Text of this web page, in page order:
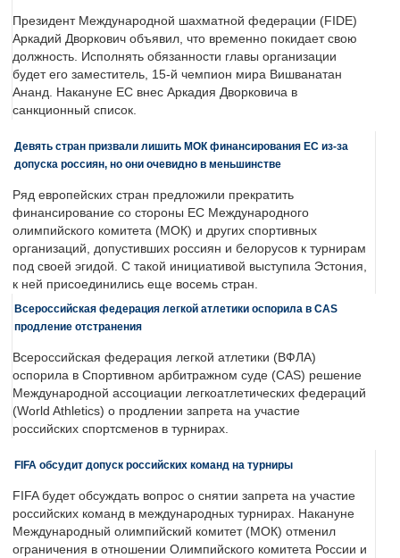
Президент Международной шахматной федерации (FIDE)
Аркадий Дворкович объявил, что временно покидает свою
должность. Исполнять обязанности главы организации
будет его заместитель, 15-й чемпион мира Вишванатан
Ананд. Накануне ЕС внес Аркадия Дворковича в
санкционный список.
Девять стран призвали лишить МОК финансирования ЕС из-за
допуска россиян, но они очевидно в меньшинстве
Ряд европейских стран предложили прекратить
финансирование со стороны ЕС Международного
олимпийского комитета (МОК) и других спортивных
организаций, допустивших россиян и белорусов к турнирам
под своей эгидой. С такой инициативой выступила Эстония,
к ней присоединились еще восемь стран.
Всероссийская федерация легкой атлетики оспорила в CAS
продление отстранения
Всероссийская федерация легкой атлетики (ВФЛА)
оспорила в Спортивном арбитражном суде (CAS) решение
Международной ассоциации легкоатлетических федераций
(World Athletics) о продлении запрета на участие
российских спортсменов в турнирах.
FIFA обсудит допуск российских команд на турниры
FIFA будет обсуждать вопрос о снятии запрета на участие
российских команд в международных турнирах. Накануне
Международный олимпийский комитет (МОК) отменил
ограничения в отношении Олимпийского комитета России и